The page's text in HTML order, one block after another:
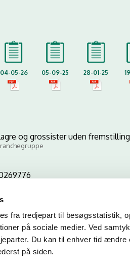
fra tredjepart til besøgsstatistik,
på sociale medier. Ved
Du kan til enhver tid
på siden.
04-05-26 05-09-25 28-01-25
og grossister uden fremstilling
link til at indsætte på